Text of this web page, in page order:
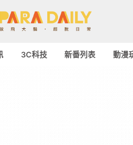
3C科技 新番列表 動漫